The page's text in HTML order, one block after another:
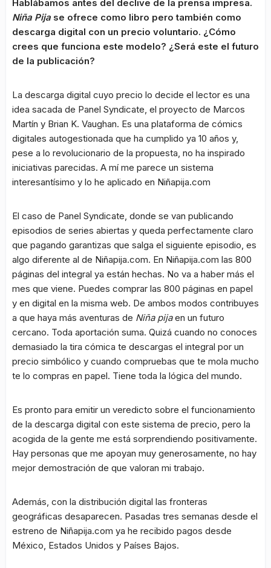
Hablábamos antes del declive de la prensa impresa.
Niña Pija se ofrece como libro pero también como
descarga digital con un precio voluntario. ¿Cómo
crees que funciona este modelo? ¿Será este el futuro
de la publicación?
La descarga digital cuyo precio lo decide el lector es una
idea sacada de Panel Syndicate, el proyecto de Marcos
Martín y Brian K. Vaughan. Es una plataforma de cómics
digitales autogestionada que ha cumplido ya 10 años y,
pese a lo revolucionario de la propuesta, no ha inspirado
iniciativas parecidas. A mí me parece un sistema
interesantísimo y lo he aplicado en Niñapija.com
El caso de Panel Syndicate, donde se van publicando
episodios de series abiertas y queda perfectamente claro
que pagando garantizas que salga el siguiente episodio, es
algo diferente al de Niñapija.com. En Niñapija.com las 800
páginas del integral ya están hechas. No va a haber más el
mes que viene. Puedes comprar las 800 páginas en papel
y en digital en la misma web. De ambos modos contribuyes
a que haya más aventuras de Niña pijaen un futuro
cercano. Toda aportación suma. Quizá cuando no conoces
demasiado la tira cómica te descargas el integral por un
precio simbólico y cuando compruebas que te mola mucho
te lo compras en papel. Tiene toda la lógica del mundo.
Es pronto para emitir un veredicto sobre el funcionamiento
de la descarga digital con este sistema de precio, pero la
acogida de la gente me está sorprendiendo positivamente.
Hay personas que me apoyan muy generosamente, no hay
mejor demostración de que valoran mi trabajo.
Además, con la distribución digital las fronteras
geográficas desaparecen. Pasadas tres semanas desde el
estreno de Niñapija.com ya he recibido pagos desde
México, Estados Unidos y Países Bajos.